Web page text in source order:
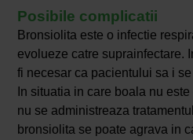
Posibile complicatii
Bronsiolita este o infectie
evolueze catre suprainfectare.
fi necesar ca pacientului sa i
In situatia in care boala nu
nu se administreaza
bronsiolita se poate agrava in